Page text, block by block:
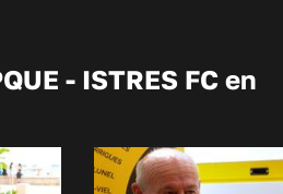
- ISTRES FC en